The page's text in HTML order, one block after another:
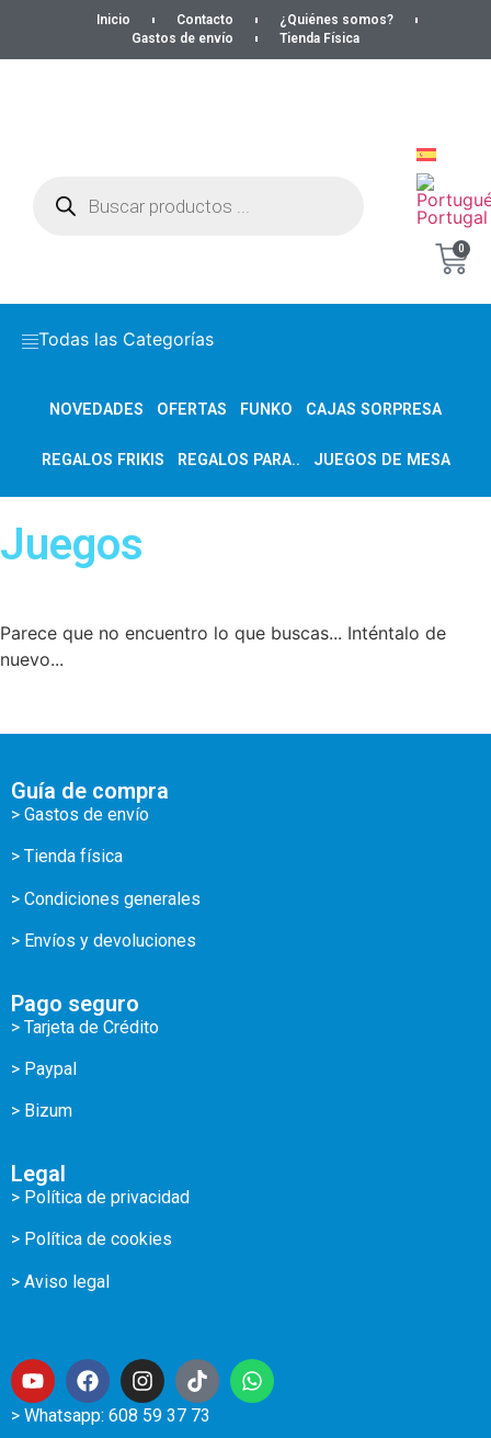
Inicio Contacto
¿Quiénes somos?
Gastos de envío
Tienda Física
0
Todas las Categorías
NOVEDADES OFERTAS FUNKO CAJAS SORPRESA
REGALOS FRIKIS REGALOS PARA.. JUEGOS DE MESA
Juegos
Parece que no encuentro lo que buscas... Inténtalo de
nuevo...
Guía de compra
> Gastos de envío
> Tienda física
> Condiciones generales
> Envíos y devoluciones
Pago seguro
> Tarjeta de Crédito
> Paypal
> Bizum
Legal
> Política de privacidad
> Política de cookies
> Aviso legal
> Whatsapp: 608 59 37 73